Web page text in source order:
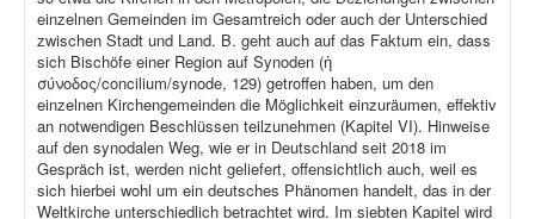
einzelnen Gemeinden im Gesamtreich oder auch der Unterschied
zwischen Stadt und Land. B. geht auch auf das Faktum ein, dass
sich Bischöfe einer Region auf Synoden (ἡ
σύνοδος/concilium/synode, 129) getroffen haben, um den
einzelnen Kirchengemeinden die Möglichkeit einzuräumen, effektiv
an notwendigen Beschlüssen teilzunehmen (Kapitel VI). Hinweise
auf den synodalen Weg, wie er in Deutschland seit 2018 im
Gespräch ist, werden nicht geliefert, offensichtlich auch, weil es
sich hierbei wohl um ein deutsches Phänomen handelt, das in der
Weltkirche unterschiedlich betrachtet wird. Im siebten Kapitel wird